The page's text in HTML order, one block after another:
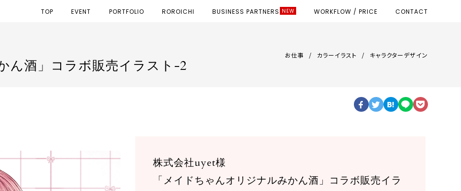
TOP EVENT PORTFOLIO ROROICHI BUSINESS PARTNERS WORKFLOW / PRICE CONTACT
ん酒」コラボ販売イラスト-2
お仕事 カラーイラスト キャラクターデザイン
株式会社uyet様
「メイドちゃんオリジナルみかん酒」コラボ販売イラ